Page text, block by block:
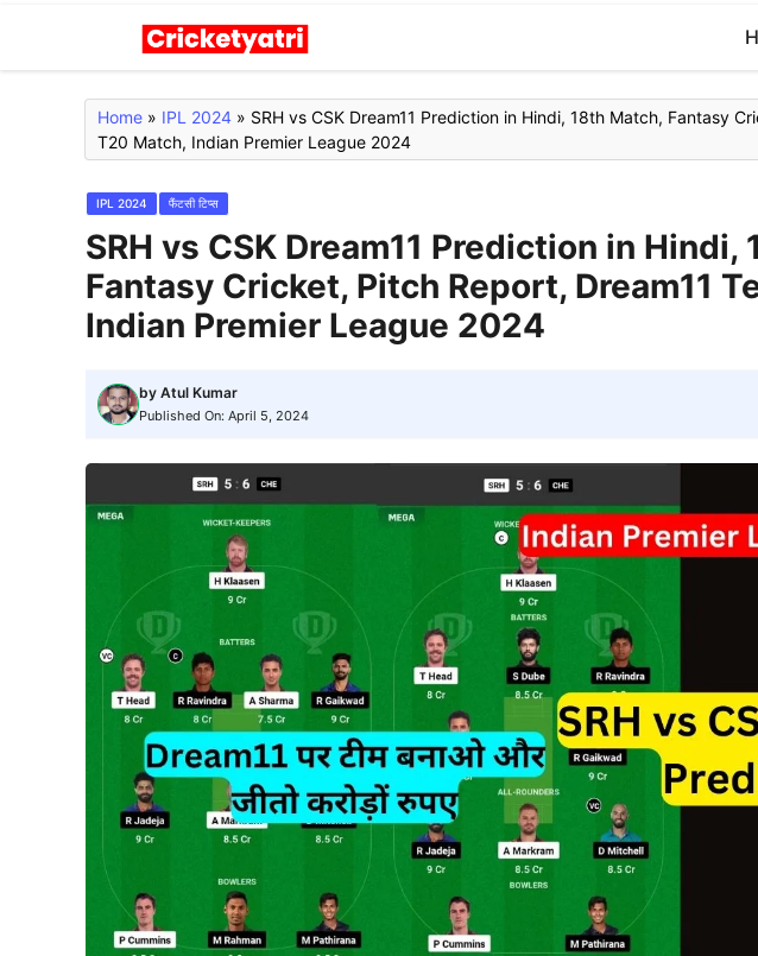
Home » IPL 2024 » SRH vs CSK Dream11 Prediction in Hindi, 18th Match, Fantasy
T20 Match, Indian Premier League 2024
IPL 2024 फैंटसी टिप्स
SRH vs CSK Dream11 Prediction in Hindi,
Fantasy Cricket, Pitch Report, Dream11
Indian Premier League 2024
by Atul Kumar
Published On: April 5, 2024